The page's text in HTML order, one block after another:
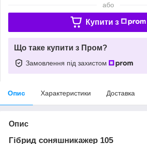
або
Купити з
Що таке купити з Пром?
Замовлення під захистом
Опис Характеристики Доставка
Опис
Гібрид соняшникажер 105